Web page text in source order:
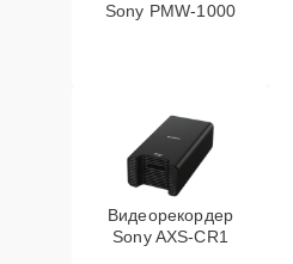
Sony PMW-1000
Видеорекордер
Sony AXS-CR1